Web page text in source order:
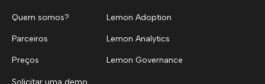
Quem somos?
Parceiros
Preços
Solicitar uma demo
Lemon Adoption
Lemon Analytics
Lemon Governance